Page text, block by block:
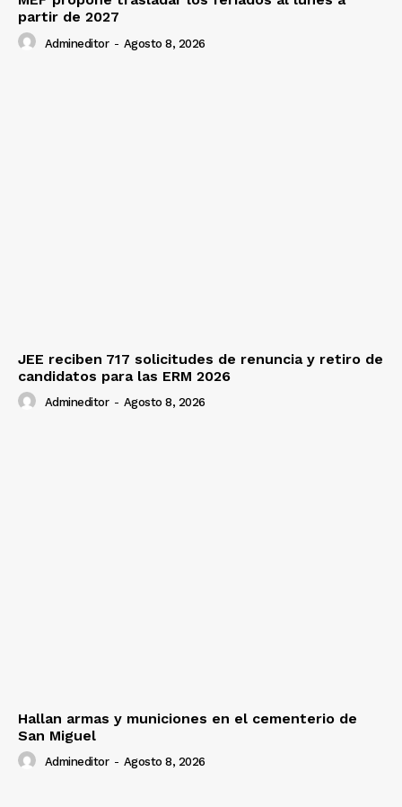
partir de 2027
Admineditor - Agosto 8, 2026
JEE reciben 717 solicitudes de renuncia y retiro de
candidatos para las ERM 2026
Admineditor - Agosto 8, 2026
Hallan armas y municiones en el cementerio de
San Miguel
Admineditor - Agosto 8, 2026